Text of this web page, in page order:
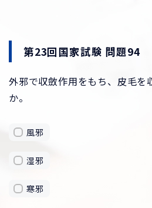
第23回国家試験 問題94
外邪で収斂作用をもち、皮毛を
か。
風邪
湿邪
寒邪